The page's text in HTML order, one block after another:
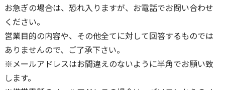
お急ぎの場合は、恐れ入りますが、お電話でお問い合わせ
ください。
営業目的の内容や、その他全てに対して回答するものでは
ありませんので、ご了承下さい。
※メールアドレスはお間違えのないように半角でお願い致
します。